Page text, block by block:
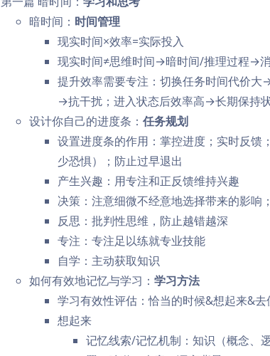
暗时间： 时间管理
现实时间×效率=实际投入
现实时间≠思维时间→暗时间/推理过程→
提升效率需要专注：切换任务时间代价大
→抗干扰；进入状态后效率高→长期保持
设计你自己的进度条： 任务规划
设置进度条的作用：掌控进度；实时反馈
少恐惧）；防止过早退出
产生兴趣：用专注和正反馈维持兴趣
决策：注意细微不经意地选择带来的影响
反思：批判性思维，防止越错越深
专注：专注足以练就专业技能
自学：主动获取知识
如何有效地记忆与学习： 学习方法
学习有效性评估：恰当的时候&想起来&去
想起来
记忆线索/记忆机制：知识（概念、